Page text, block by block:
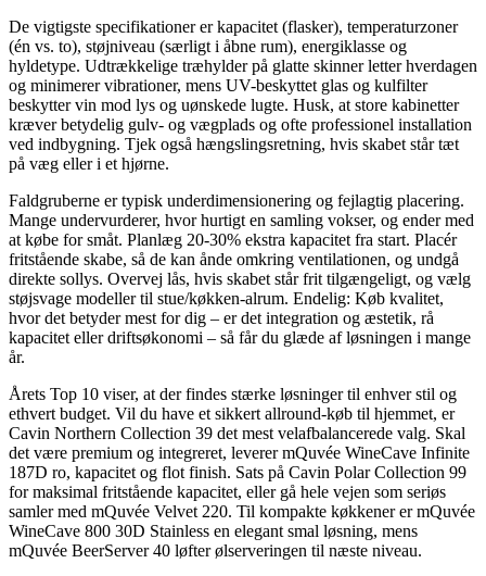
De vigtigste specifikationer er kapacitet (flasker), temperaturzoner
(én vs. to), støjniveau (særligt i åbne rum), energiklasse og
hyldetype. Udtrækkelige træhylder på glatte skinner letter hverdagen
og minimerer vibrationer, mens UV-beskyttet glas og kulfilter
beskytter vin mod lys og uønskede lugte. Husk, at store kabinetter
kræver betydelig gulv- og vægplads og ofte professionel installation
ved indbygning. Tjek også hængslingsretning, hvis skabet står tæt
på væg eller i et hjørne.
Faldgruberne er typisk underdimensionering og fejlagtig placering.
Mange undervurderer, hvor hurtigt en samling vokser, og ender med
at købe for småt. Planlæg 20-30% ekstra kapacitet fra start. Placér
fritstående skabe, så de kan ånde omkring ventilationen, og undgå
direkte sollys. Overvej lås, hvis skabet står frit tilgængeligt, og vælg
støjsvage modeller til stue/køkken-alrum. Endelig: Køb kvalitet,
hvor det betyder mest for dig – er det integration og æstetik, rå
kapacitet eller driftsøkonomi – så får du glæde af løsningen i mange
år.
Årets Top 10 viser, at der findes stærke løsninger til enhver stil og
ethvert budget. Vil du have et sikkert allround-køb til hjemmet, er
Cavin Northern Collection 39 det mest velafbalancerede valg. Skal
det være premium og integreret, leverer mQuvée WineCave Infinite
187D ro, kapacitet og flot finish. Sats på Cavin Polar Collection 99
for maksimal fritstående kapacitet, eller gå hele vejen som seriøs
samler med mQuvée Velvet 220. Til kompakte køkkener er mQuvée
WineCave 800 30D Stainless en elegant smal løsning, mens
mQuvée BeerServer 40 løfter ølserveringen til næste niveau.